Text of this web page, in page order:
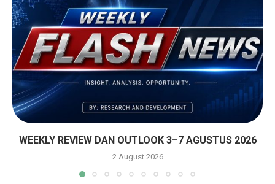
WEEKLY REVIEW DAN OUTLOOK 3–7 AGUSTUS 2026
2 August 2026